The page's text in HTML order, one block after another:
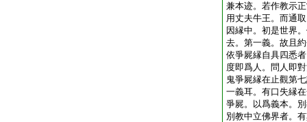
兼本迹。若作教示
用丈夫牛王。而通
因縁中。初是世界
去。第一義。故且
依爭屍縁自具四悉
度即爲人。問人即
鬼爭屍縁在止觀第
一義耳。有口失縁
爭屍。以爲義本。
別教中立佛界者。